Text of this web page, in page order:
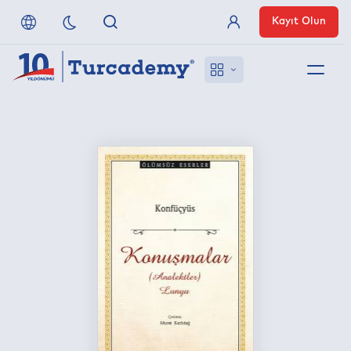
Referanslarımız
Uzaktan Erişim
Anlaşmalı Yayınevleri
Üye Girişi
Kayıt Olun